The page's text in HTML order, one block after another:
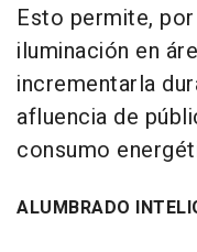
Esto permite,
iluminación en
incrementarla
afluencia de
consumo
ALUMBRADO